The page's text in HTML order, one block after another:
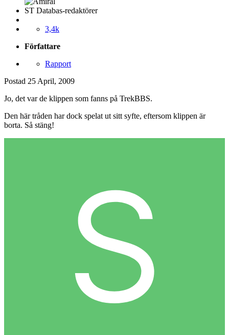
ST Databas-redaktörer
3,4k
Författare
Rapport
Postad 25 April, 2009
Jo, det var de klippen som fanns på TrekBBS.
Den här tråden har dock spelat ut sitt syfte, eftersom klippen är
borta. Så stäng!